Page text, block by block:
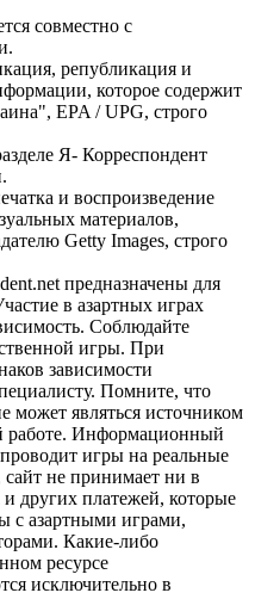
совместно с
републикация и
которое содержит
EPA / UPG, строго
Я- Корреспондент
и воспроизведение
материалов,
Getty Images, строго
предназначены для
в азартных играх
Соблюдайте
игры. При
зависимости
Помните, что
может являться источником
работе. Информационный
игры на реальные
не принимает ни в
других платежей, которые
с азартными играми,
Какие-либо
ресурсе
исключительно в